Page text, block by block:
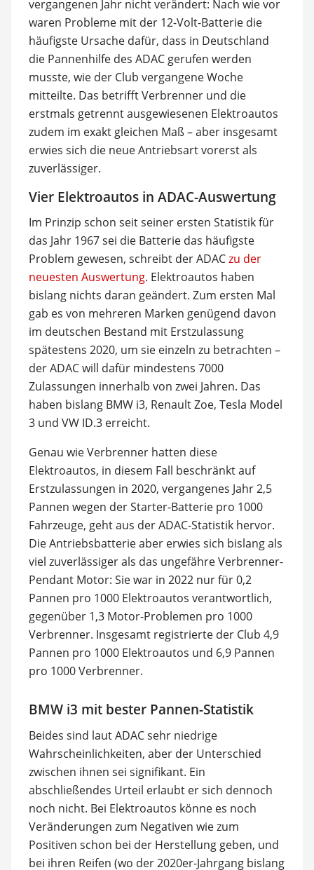
vergangenen Jahr nicht verändert: Nach wie vor
waren Probleme mit der 12-Volt-Batterie die
häufigste Ursache dafür, dass in Deutschland
die Pannenhilfe des ADAC gerufen werden
musste, wie der Club vergangene Woche
mitteilte. Das betrifft Verbrenner und die
erstmals getrennt ausgewiesenen Elektroautos
zudem im exakt gleichen Maß – aber insgesamt
erwies sich die neue Antriebsart vorerst als
zuverlässiger.
Vier Elektroautos in ADAC-Auswertung
Im Prinzip schon seit seiner ersten Statistik für
das Jahr 1967 sei die Batterie das häufigste
Problem gewesen, schreibt der ADACzu der
neuesten Auswertung. Elektroautos haben
bislang nichts daran geändert. Zum ersten Mal
gab es von mehreren Marken genügend davon
im deutschen Bestand mit Erstzulassung
spätestens 2020, um sie einzeln zu betrachten –
der ADAC will dafür mindestens 7000
Zulassungen innerhalb von zwei Jahren. Das
haben bislang BMW i3, Renault Zoe, Tesla Model
3 und VW ID.3 erreicht.
Genau wie Verbrenner hatten diese
Elektroautos, in diesem Fall beschränkt auf
Erstzulassungen in 2020, vergangenes Jahr 2,5
Pannen wegen der Starter-Batterie pro 1000
Fahrzeuge, geht aus der ADAC-Statistik hervor.
Die Antriebsbatterie aber erwies sich bislang als
viel zuverlässiger als das ungefähre Verbrenner-
Pendant Motor: Sie war in 2022 nur für 0,2
Pannen pro 1000 Elektroautos verantwortlich,
gegenüber 1,3 Motor-Problemen pro 1000
Verbrenner. Insgesamt registrierte der Club 4,9
Pannen pro 1000 Elektroautos und 6,9 Pannen
pro 1000 Verbrenner.
BMW i3 mit bester Pannen-Statistik
Beides sind laut ADAC sehr niedrige
Wahrscheinlichkeiten, aber der Unterschied
zwischen ihnen sei signifikant. Ein
abschließendes Urteil erlaubt er sich dennoch
noch nicht. Bei Elektroautos könne es noch
Veränderungen zum Negativen wie zum
Positiven schon bei der Herstellung geben, und
bei ihren Reifen (wo der 2020er-Jahrgang bislang